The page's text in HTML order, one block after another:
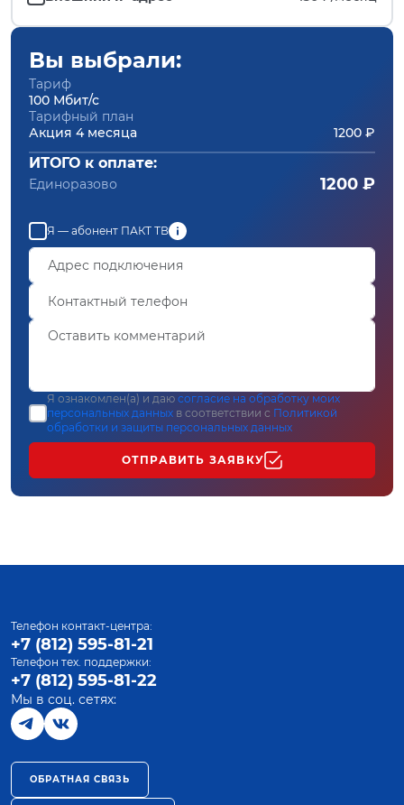
Вы выбрали:
Тариф
100 Мбит/с
Тарифный план
Акция 4 месяца
1200 ₽
ИТОГО к оплате:
Единоразово 1200 ₽
Я — абонент ПАКТ ТВ
Я ознакомлен(а) и даю согласие на обработку моих
персональных данных в соответствии с Политикой
обработки и защиты персональных данных
ОТПРАВИТЬ ЗАЯВКУ
Телефон контакт-центра:
+7 (812) 595-81-21
Телефон тех. поддержки:
+7 (812) 595-81-22
Мы в соц. сетях:
ОБРАТНАЯ СВЯЗЬ